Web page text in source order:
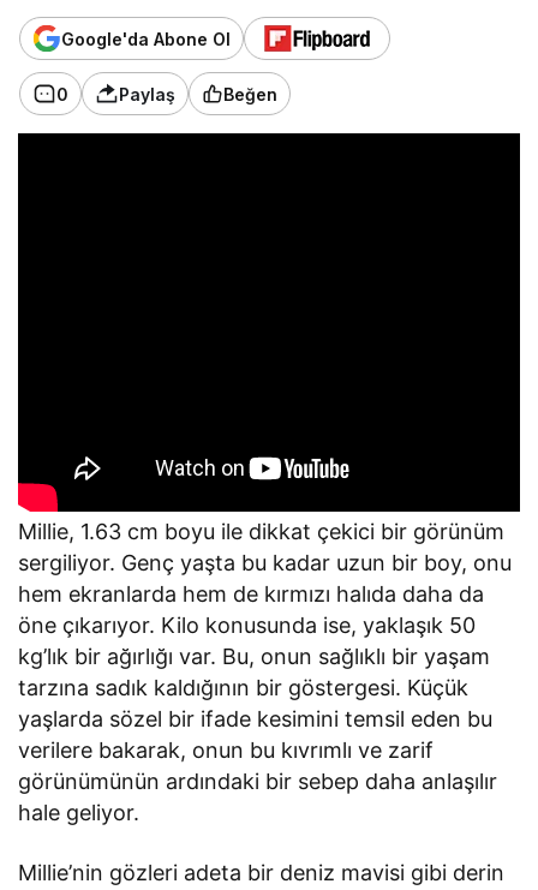
Google'da Abone Ol
0 Paylaş Beğen
Millie, 1.63 cm boyu ile dikkat çekici bir görünüm
sergiliyor. Genç yaşta bu kadar uzun bir boy, onu
hem ekranlarda hem de kırmızı halıda daha da
öne çıkarıyor. Kilo konusunda ise, yaklaşık 50
kg’lık bir ağırlığı var. Bu, onun sağlıklı bir yaşam
tarzına sadık kaldığının bir göstergesi. Küçük
yaşlarda sözel bir ifade kesimini temsil eden bu
verilere bakarak, onun bu kıvrımlı ve zarif
görünümünün ardındaki bir sebep daha anlaşılır
hale geliyor.
Millie’nin gözleri adeta bir deniz mavisi gibi derin